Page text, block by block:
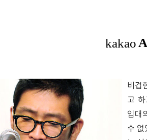
비겁
고
입대
수 없